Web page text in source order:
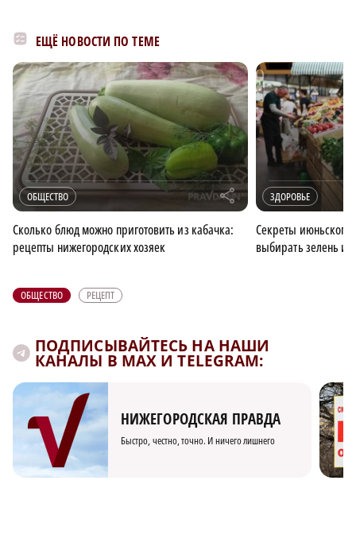
ЕЩЁ НОВОСТИ ПО ТЕМЕ
ОБЩЕСТВО r
Сколько блюд можно приготовить из кабачка:
рецепты нижегородских хозяек
ЗДОРОВЬЕ
Секреты
выбирать зелень и
ОБЩЕСТВО РЕЦЕПТ
ПОДПИСЫВАЙТЕСЬ НА НАШИ
КАНАЛЫ В MAX И TELEGRAM:
НИЖЕГОРОДСКАЯ ПРАВДА
Быстро, честно, точно. И ничего лишнего